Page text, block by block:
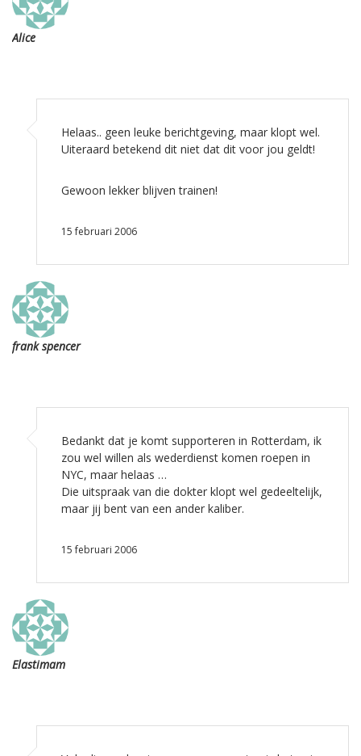
Alice
Helaas.. geen leuke berichtgeving, maar klopt wel.
Uiteraard betekend dit niet dat dit voor jou geldt!
Gewoon lekker blijven trainen!
15 februari 2006
frank spencer
Bedankt dat je komt supporteren in Rotterdam, ik
zou wel willen als wederdienst komen roepen in
NYC, maar helaas …
Die uitspraak van die dokter klopt wel gedeeltelijk,
maar jij bent van een ander kaliber.
15 februari 2006
Elastimam